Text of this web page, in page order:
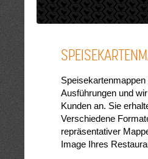
Ausführungen und
Kunden an. Sie
Verschiedene
repräsentativer
Image Ihres